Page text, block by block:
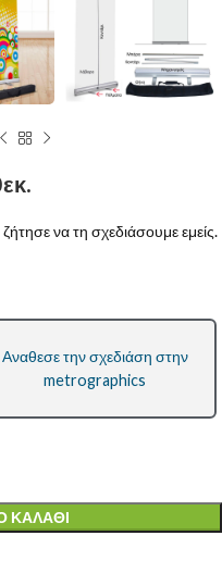
να τη σχεδιάσουμε εμείς.
Αναθεσε την σχεδιάση στην
metrographics
ΚΑΛΆΘΙ